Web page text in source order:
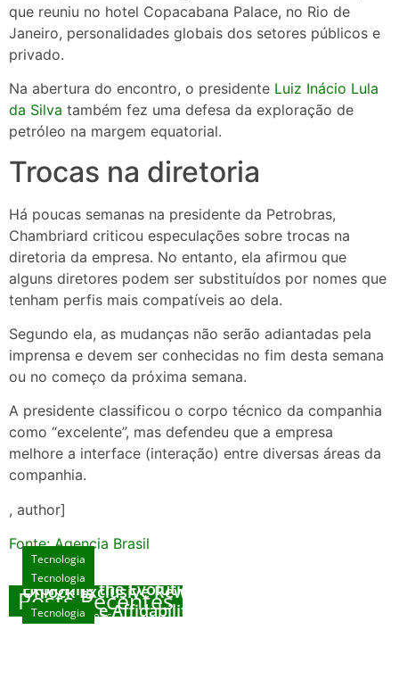
que reuniu no hotel Copacabana Palace, no Rio de
Janeiro, personalidades globais dos setores públicos e
privado.
Na abertura do encontro, o presidente Luiz Inácio Lula
da Silva também fez uma defesa da exploração de
petróleo na margem equatorial.
Trocas na diretoria
Há poucas semanas na presidente da Petrobras,
Chambriard criticou especulações sobre trocas na
diretoria da empresa. No entanto, ela afirmou que
alguns diretores podem ser substituídos por nomes que
tenham perfis mais compatíveis ao dela.
Segundo ela, as mudanças não serão adiantadas pela
imprensa e devem ser conhecidas no fim desta semana
ou no começo da próxima semana.
A presidente classificou o corpo técnico da companhia
como “excelente”, mas defendeu que a empresa
melhore a interface (interação) entre diversas áreas da
companhia.
, author]
Fonte: Agencia Brasil
Posts Recentes
Tecnologia
Exploring the Evolution of Online Slot Games
agosto 7, 2026
Tecnologia
Unlock Exclusive Rewards at The Big Dog
House
Tecnologia
Sicurezza e Affidabilità di Mr Nulls Wicked
Wares
Tecnologia